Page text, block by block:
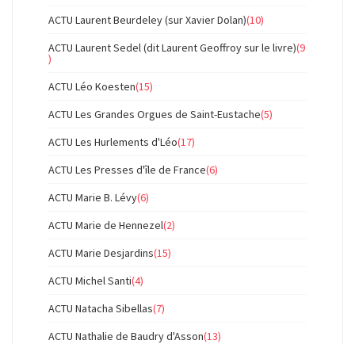
ACTU Laurent Beurdeley (sur Xavier Dolan)(10)
ACTU Laurent Sedel (dit Laurent Geoffroy sur le livre)(9
)
ACTU Léo Koesten(15)
ACTU Les Grandes Orgues de Saint-Eustache(5)
ACTU Les Hurlements d'Léo(17)
ACTU Les Presses d'île de France(6)
ACTU Marie B. Lévy(6)
ACTU Marie de Hennezel(2)
ACTU Marie Desjardins(15)
ACTU Michel Santi(4)
ACTU Natacha Sibellas(7)
ACTU Nathalie de Baudry d'Asson(13)